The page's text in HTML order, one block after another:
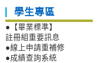
學生專區
●【畢業標準】
註冊組重要訊息
●線上申請重補修
●成績查詢系統